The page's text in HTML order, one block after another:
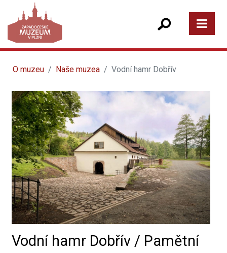
O muzeu Naše muzea Vodní hamr Dobřív
Vodní hamr Dobřív / Pamětní